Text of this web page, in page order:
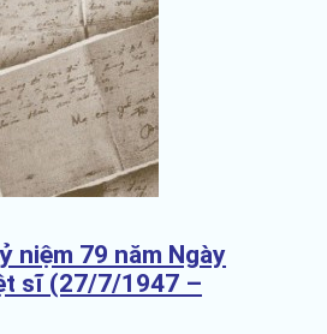
niệm 79 năm Ngày
sĩ (27/7/1947 –